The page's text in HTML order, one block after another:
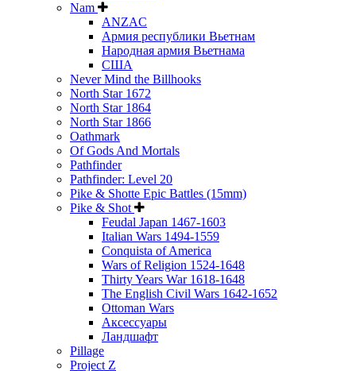
Nam
ANZAC
Армия республики Вьетнам
Народная армия Вьетнама
США
Never Mind the Billhooks
North Star 1672
North Star 1864
North Star 1866
Oathmark
Of Gods And Mortals
Pathfinder
Pathfinder: Level 20
Pike & Shotte Epic Battles (15mm)
Pike & Shot
Feudal Japan 1467-1603
Italian Wars 1494-1559
Conquista of America
Wars of Religion 1524-1648
Thirty Years War 1618-1648
The English Civil Wars 1642-1652
Ottoman Wars
Аксессуары
Ландшафт
Pillage
Project Z